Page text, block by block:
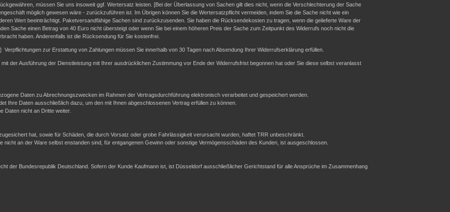
müssen Sie uns insoweit ggf. Wertersatz leisten. [Bei der Überlassung von Sachen gilt dies nicht, wenn die Verschlechterung der Sache
möglich gewesen wäre - zurückzuführen ist. Im Übrigen können Sie die Wertersatzpflicht vermeiden, indem Sie die Sache nicht wie ein
Wert beeinträchtigt. Paketversandfähige Sachen sind zurückzusenden. Sie haben die Rücksendekosten zu tragen, wenn die gelieferte Ware der
Sache einen Betrag von 40 Euro nicht übersteigt oder wenn Sie bei einem höheren Preis der Sache zum Zeitpunkt des Widerrufs noch nicht die
haben. Anderenfalls ist die Rücksendung für Sie kostenfrei.
zur Erstattung von Zahlungen müssen Sie innerhalb von 30 Tagen nach Absendung Ihrer Widerrufserklärung erfüllen.
der Ausführung der Dienstleistung mit Ihrer ausdrücklichen Zustimmung vor Ende der Widerrufsfrist begonnen hat oder Sie diese selbst veranlasst
Daten zu Abrechnungszwecken im Rahmen der Vertragsdurchführung elektronisch verarbeitet und gespeichert werden.
Ihre Daten ausschließlich dazu, um den mit Ihnen abgeschlossenen Vertrag erfüllen zu können.
Daten nicht an Dritte weiter.
hat, sowie für Schäden, die durch Vorsatz oder grobe Fahrlässigkeit verursacht wurden, haftet TRR unbeschränkt.
nicht an der Ware selbst enstanden sind, für entgangenen Gewinn oder sonstige Vermögensschäden des Kunden, ist ausgeschlossen.
der Bundesrepublik Deutschland. Sofern der Kunde Kaufmann ist, ist Düsseldorf ausschließlicher Gerichtstand für alle Ansprüche im Zusammenhang